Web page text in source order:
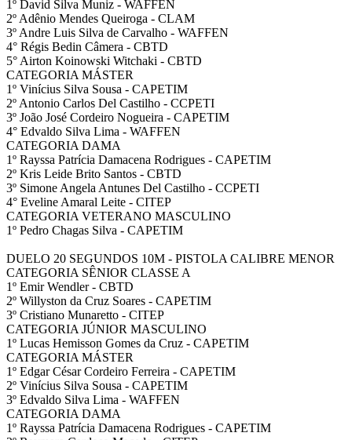
1º David Silva Muniz - WAFFEN
2º Adênio Mendes Queiroga - CLAM
3º Andre Luis Silva de Carvalho - WAFFEN
4° Régis Bedin Câmera - CBTD
5° Airton Koinowski Witchaki - CBTD
CATEGORIA MÁSTER
1º Vinícius Silva Sousa - CAPETIM
2º Antonio Carlos Del Castilho - CCPETI
3º João José Cordeiro Nogueira - CAPETIM
4° Edvaldo Silva Lima - WAFFEN
CATEGORIA DAMA
1º Rayssa Patrícia Damacena Rodrigues - CAPETIM
2º Kris Leide Brito Santos - CBTD
3º Simone Angela Antunes Del Castilho - CCPETI
4° Eveline Amaral Leite - CITEP
CATEGORIA VETERANO MASCULINO
1º Pedro Chagas Silva - CAPETIM
DUELO 20 SEGUNDOS 10M - PISTOLA CALIBRE MENOR
CATEGORIA SÊNIOR CLASSE A
1º Emir Wendler - CBTD
2º Willyston da Cruz Soares - CAPETIM
3º Cristiano Munaretto - CITEP
CATEGORIA JÚNIOR MASCULINO
1º Lucas Hemisson Gomes da Cruz - CAPETIM
CATEGORIA MÁSTER
1º Edgar César Cordeiro Ferreira - CAPETIM
2º Vinícius Silva Sousa - CAPETIM
3º Edvaldo Silva Lima - WAFFEN
CATEGORIA DAMA
1º Rayssa Patrícia Damacena Rodrigues - CAPETIM